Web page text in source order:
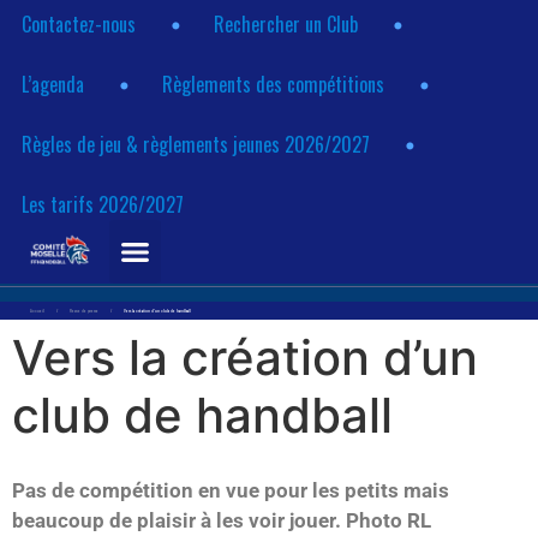
Contactez-nous Rechercher un Club
L’agenda Règlements des compétitions
Règles de jeu & règlements jeunes 2026/2027
Les tarifs 2026/2027
Accueil / Revue de presse / Vers la création d’un club de handball
Vers la création d’un
club de handball
Pas de compétition en vue pour les petits mais
beaucoup de plaisir à les voir jouer. Photo RL